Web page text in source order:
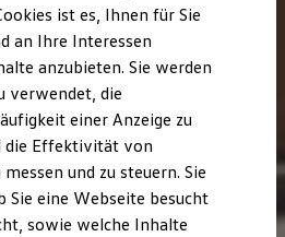
ist es, Ihnen für Sie
an Ihre Interessen
anzubieten. Sie werden
verwendet, die
einer Anzeige zu
die Effektivität von
und zu steuern. Sie
Sie eine Webseite besucht
sowie welche Inhalte